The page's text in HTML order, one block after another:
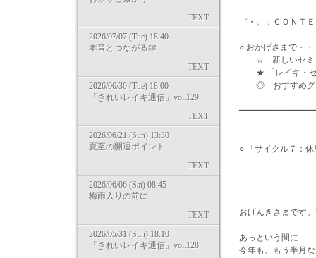
TEXT
2026/07/07 (Tue) 18:40
本音とつながる鍵
TEXT
2026/06/30 (Tue) 18:00
「きれいレイキ通信」vol.129
TEXT
2026/06/21 (Sun) 13:30
夏至の開運ポイント
TEXT
2026/06/06 (Sat) 08:45
梅雨入りの前に
TEXT
2026/05/31 (Sun) 18:10
「きれいレイキ通信」vol.128
゜・。．Ｃ
○ おかげさまで・・
☆ 新しいセミナ
★ 「レイキ・セ
◎ おすすめグッ
○ 「サイクル７：
おげんきさまです
あっという間に
今年も、もう半月